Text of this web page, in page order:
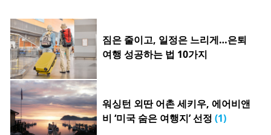
짐은 줄이고, 일정은 느리게…은퇴
여행 성공하는 법 10가지
워싱턴 외딴 어촌 세키우, 에어비앤
비 ‘미국 숨은 여행지’ 선정 (1)